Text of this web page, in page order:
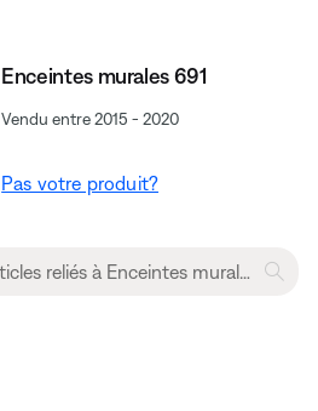
Enceintes murales 691
Vendu entre 2015 - 2020
Pas votre produit?